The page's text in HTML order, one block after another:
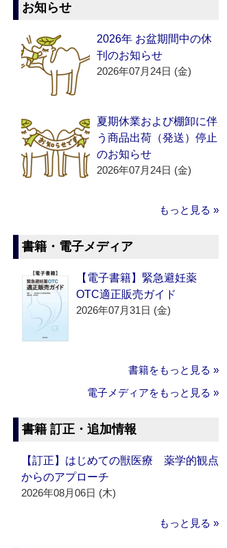
お知らせ
2026年 お盆期間中の休
刊のお知らせ
2026年07月24日 (金)
夏期休業および棚卸に伴
う商品出荷（発送）停止
のお知らせ
2026年07月24日 (金)
もっと見る »
書籍・電子メディア
【電子書籍】緊急避妊薬
OTC適正販売ガイド
2026年07月31日 (金)
書籍をもっと見る »
電子メディアをもっと見る »
書籍 訂正・追加情報
【訂正】はじめての獣医療 薬学的観点
からのアプローチ
2026年08月06日 (木)
もっと見る »